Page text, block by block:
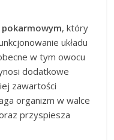
pokarmowym, który
układu
w tym owocu
dodatkowe
zawartości
organizm w walce
przyspiesza